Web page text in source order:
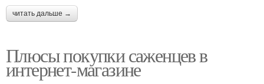
читать дальше →
Плюсы покупки саженцев в
интернет-магазине